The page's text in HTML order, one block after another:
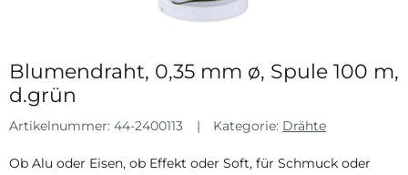
Blumendraht, 0,35 mm ø, Spule 100 m,
d.grün
Artikelnummer: 44-2400113 Kategorie: Drähte
Ob Alu oder Eisen, ob Effekt oder Soft, für Schmuck oder